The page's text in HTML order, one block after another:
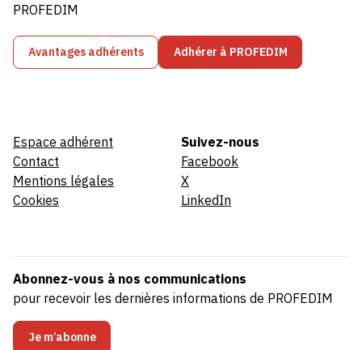
PROFEDIM
Avantages adhérents Adhérer à PROFEDIM
Espace adhérent
Contact
Mentions légales
Cookies
Suivez-nous
Facebook
X
LinkedIn
Abonnez-vous à nos communications
pour recevoir les dernières informations de PROFEDIM
Je m’abonne